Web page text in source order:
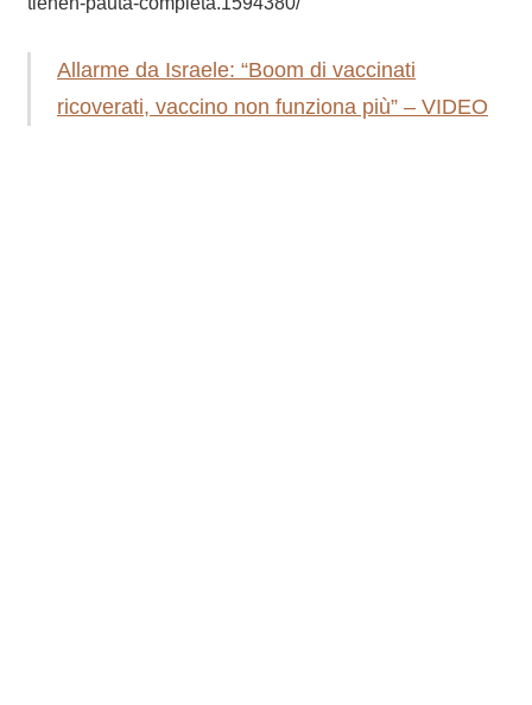
Allarme da Israele: “Boom di vaccinati
ricoverati, vaccino non funziona più” – VIDEO